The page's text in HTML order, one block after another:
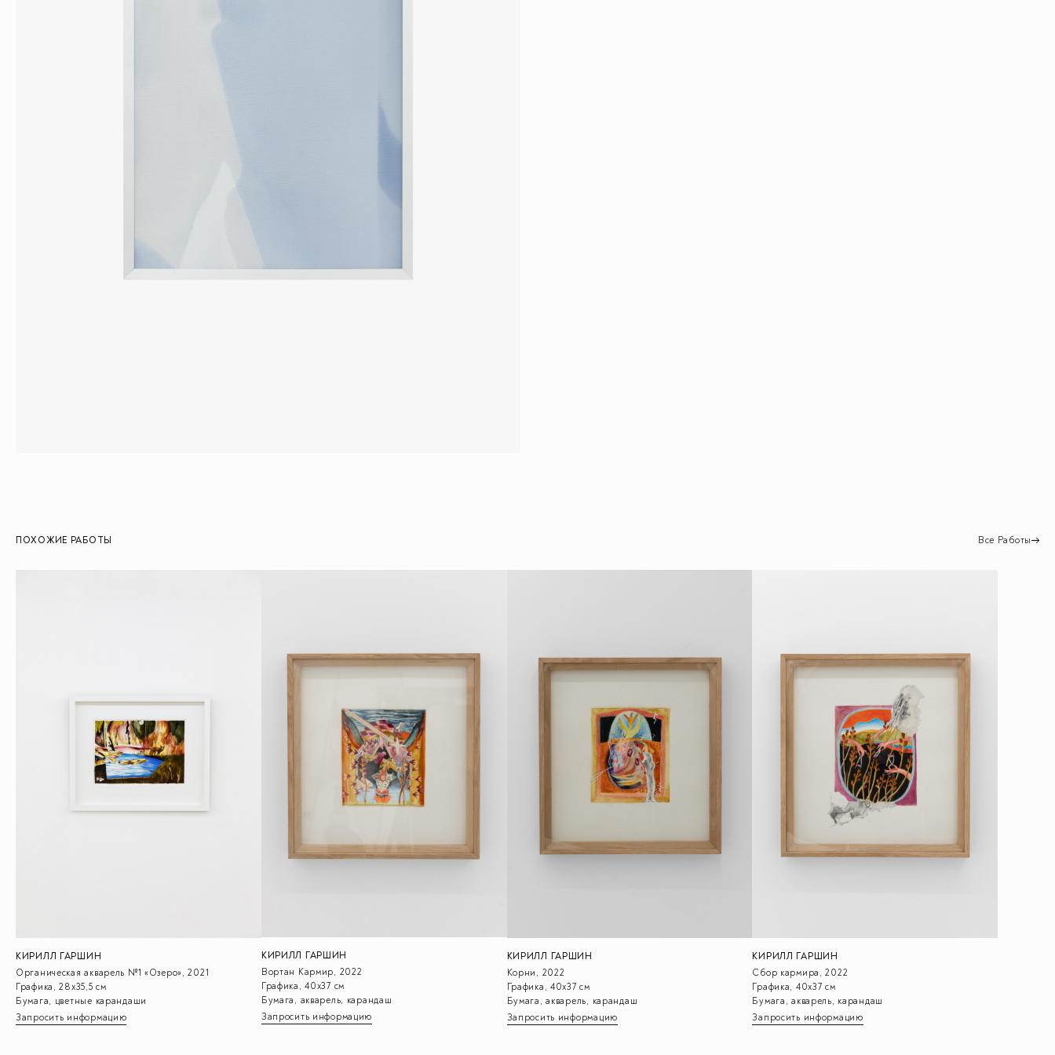
ПОХОЖИЕ РАБОТЫ Все Работы
КИРИЛЛ ГАРШИН
Органическая акварель №1 «Озеро», 2021
Графика, 28х35,5 см
Бумага, цветные карандаши
Запросить информацию
КИРИЛЛ ГАРШИН
Вортан Кармир, 2022
Графика, 40х37 см
Бумага, акварель, карандаш
Запросить информацию
КИРИЛЛ ГАРШИН
Корни, 2022
Графика, 40х37 см
Бумага, акварель, карандаш
Запросить информацию
КИРИЛЛ ГАРШИН
Сбор кармира, 2022
Графика, 40х37 см
Бумага, акварель, карандаш
Запросить информацию